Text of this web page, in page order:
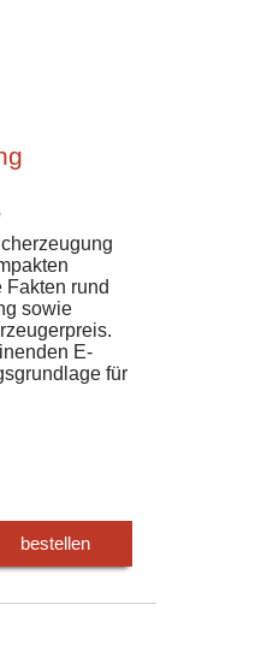
Fakten rund
sowie
E-
für
bestellen